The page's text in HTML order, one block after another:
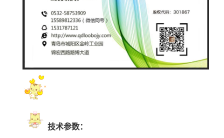
技术参数：